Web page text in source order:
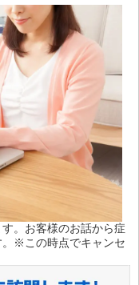
。お客様のお話から症
。※この時点でキャンセ